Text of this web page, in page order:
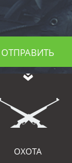
ОТПРАВИТЬ
ОХОТА